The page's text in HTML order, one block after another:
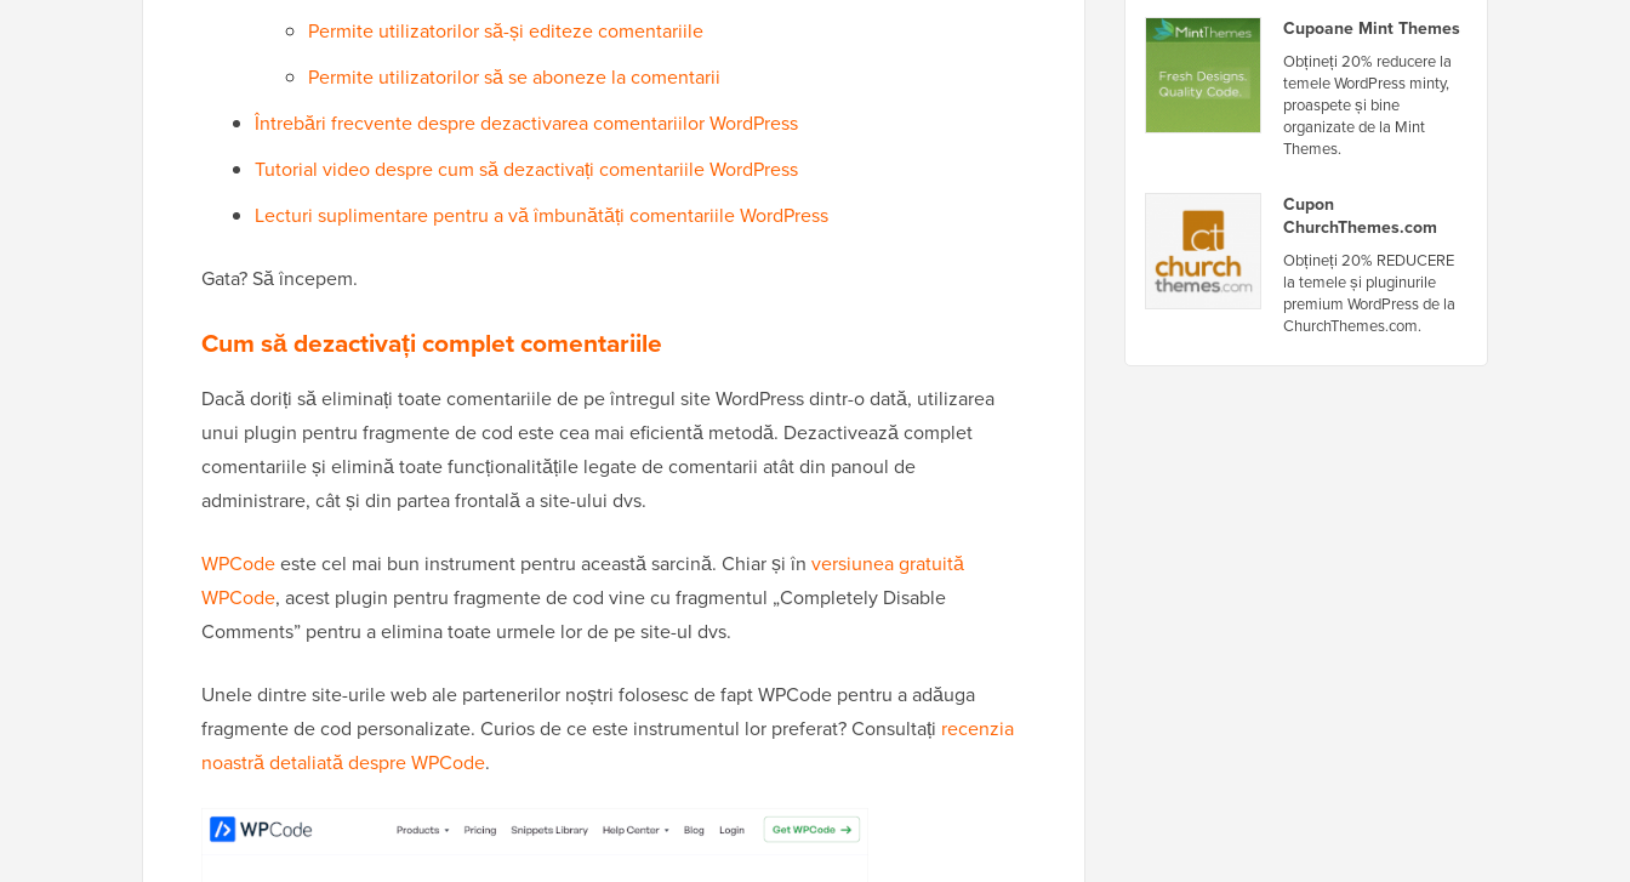
Permite utilizatorilor să-și editeze comentariile
Permite utilizatorilor să se aboneze la comentarii
Întrebări frecvente despre dezactivarea comentariilor WordPress
Tutorial video despre cum să dezactivați comentariile WordPress
Lecturi suplimentare pentru a vă îmbunătăți comentariile WordPress
Gata? Să începem.
Cum să dezactivați complet comentariile
Dacă doriți să eliminați toate comentariile de pe întregul site WordPress dintr-o dată, utilizarea
unui plugin pentru fragmente de cod este cea mai eficientă metodă. Dezactivează complet
comentariile și elimină toate funcționalitățile legate de comentarii atât din panoul de
administrare, cât și din partea frontală a site-ului dvs.
WPCodeeste cel mai bun instrument pentru această sarcină. Chiar și în versiunea gratuită
WPCode, acest plugin pentru fragmente de cod vine cu fragmentul „Completely Disable
Comments” pentru a elimina toate urmele lor de pe site-ul dvs.
Unele dintre site-urile web ale partenerilor noștri folosesc de fapt WPCode pentru a adăuga
fragmente de cod personalizate. Curios de ce este instrumentul lor preferat? Consultați recenzia
noastră detaliată despre WPCode.
Cupoane Mint Themes
Obțineți 20% reducere la
temele WordPress minty,
proaspete și bine
organizate de la Mint
Themes.
Cupon
ChurchThemes.com
Obțineți 20% REDUCERE
la temele și pluginurile
premium WordPress de la
ChurchThemes.com.